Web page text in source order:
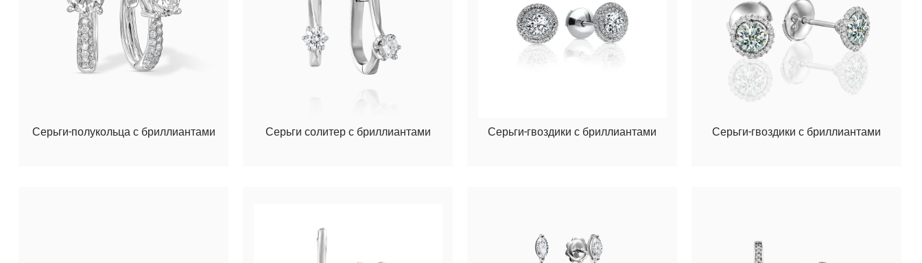
Серьги-полукольца с бриллиантами Серьги солитер с бриллиантами Серьги-гвоздики с бриллиантами Серьги-гвоздики с бриллиантами